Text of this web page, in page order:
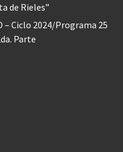
de Rieles”
– Ciclo 2024/Programa 25
Parte